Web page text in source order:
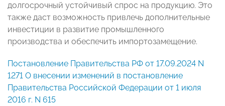
долгосрочный устойчивый спрос на продукцию. Это
также даст возможность привлечь дополнительные
инвестиции в развитие промышленного
производства и обеспечить импортозамещение.
Постановление Правительства РФ от 17.09.2024 N
1271 О внесении изменений в постановление
Правительства Российской Федерации от 1 июля
2016 г. N 615